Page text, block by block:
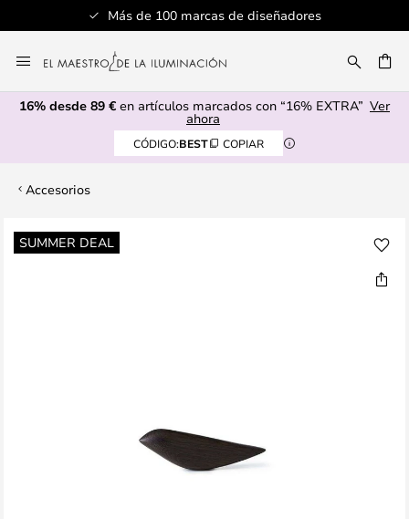
Más de 100 marcas de diseñadores
al
contenido
16% desde 89 € en artículos marcados con “16% EXTRA” Ver
ahora
CÓDIGO:BEST COPIAR
Accesorios
SUMMER DEAL
Saltar
al